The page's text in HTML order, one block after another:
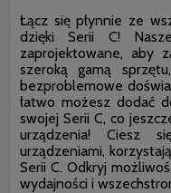
Łącz się płynnie ze
dzięki Serii C!
zaprojektowane, aby
szeroką gamą
bezproblemowe
łatwo możesz dodać
swojej Serii C, co
urządzenia! Ciesz
urządzeniami,
Serii C. Odkryj
wydajności i